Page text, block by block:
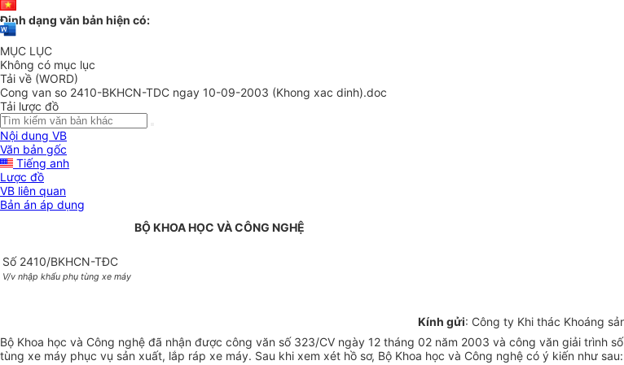
Định dạng văn bản hiện có:
MỤC LỤC
Không có mục lục
Tải về (WORD)
Cong van so 2410-BKHCN-TDC ngay 10-09-2003 (Khong xac dinh).doc
Tải lược đồ
Nội dung VB
Văn bản gốc
Tiếng anh
Lược đồ
VB liên quan
Bản án áp dụng
BỘ KHOA HỌC VÀ CÔNG NGHỆ
Số 2410/BKHCN-TĐC
V/v nhập khẩu phụ tùng xe máy
Kính gửi: Công ty Khi thác Khoáng
Bộ Khoa học và Công nghệ đã nhận được công văn số 323/CV ngày 12 tháng 02 năm 2003 và công văn giải trình
tùng xe máy phục vụ sản xuất, lắp ráp xe máy. Sau khi xem xét hồ sơ, Bộ Khoa học và Công nghệ có ý kiến như sau: